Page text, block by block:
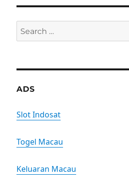
Search
for:
ADS
Slot Indosat
Togel Macau
Keluaran Macau